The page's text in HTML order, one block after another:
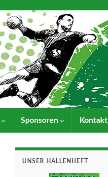
Sponsoren Kontakt
UNSER HALLENHEFT